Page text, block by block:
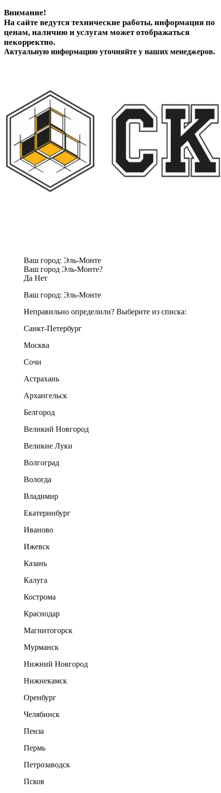
Внимание!
На сайте ведутся технические работы, информация по
ценам, наличию и услугам может отображаться
некорректно.
Актуальную информацию уточняйте у наших менеджеров.
Ваш город: Эль-Монте
Ваш город Эль-Монте?
Да Нет
Ваш город: Эль-Монте
Неправильно определили? Выберите из списка:
Санкт-Петербург
Москва
Сочи
Астрахань
Архангельск
Белгород
Великий Новгород
Великие Луки
Волгоград
Вологда
Владимир
Екатеринбург
Иваново
Ижевск
Казань
Калуга
Кострома
Краснодар
Магнитогорск
Мурманск
Нижний Новгород
Нижнекамск
Оренбург
Челябинск
Пенза
Пермь
Петрозаводск
Псков